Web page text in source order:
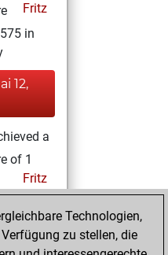
Fritz
in
12,
a
of 1
Fritz
Technologien,
zu stellen, die